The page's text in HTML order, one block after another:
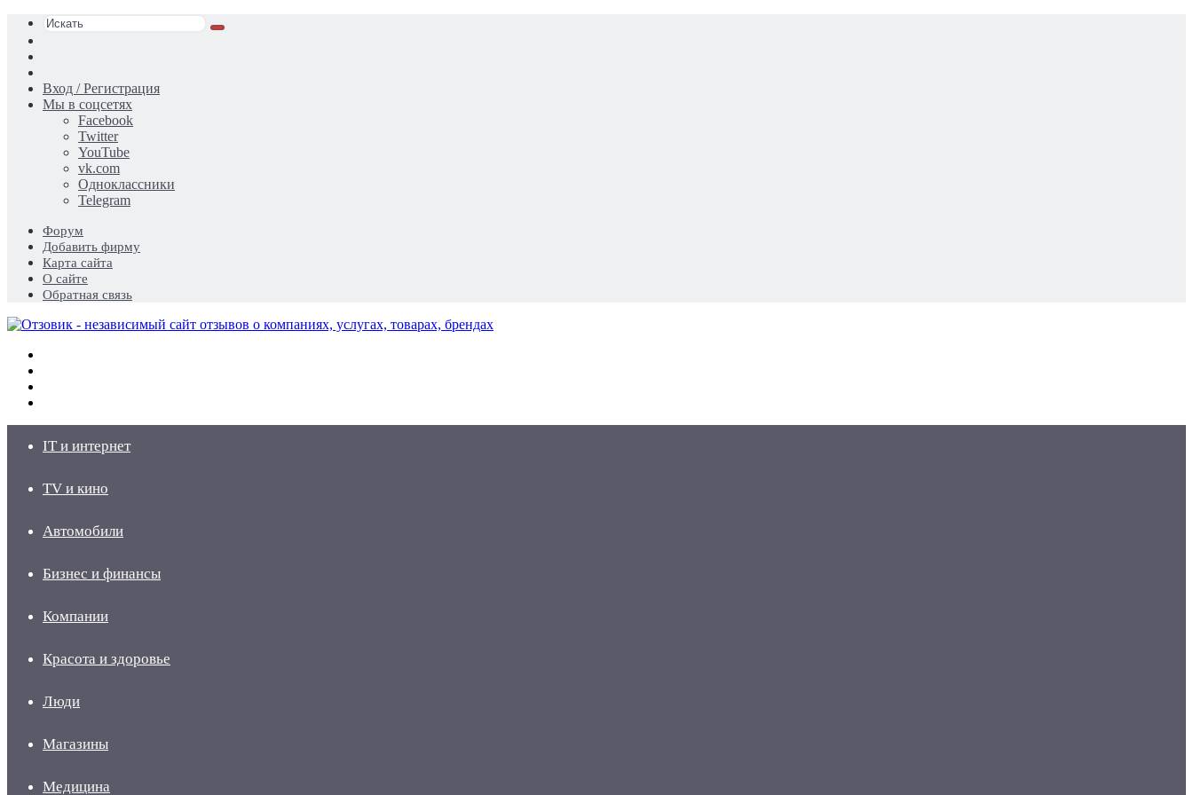
Искать
статья
Вход / Регистрация
Мы в соцсетях
Facebook
Twitter
YouTube
vk.com
Одноклассники
Telegram
Форум
Добавить фирму
Карта сайта
О сайте
Обратная связь
IT и интернет
TV и кино
Автомобили
Бизнес и финансы
Компании
Красота и здоровье
Люди
Магазины
Медицина